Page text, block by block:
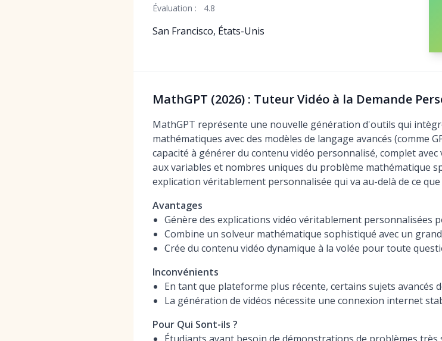
Évaluation : 4.8
San Francisco, États-Unis
MathGPT (2026) : Tuteur Vidéo à la Demande
MathGPT représente une nouvelle génération d'outils qui
mathématiques avec des modèles de langage avancés (comme
capacité à générer du contenu vidéo personnalisé, complet
aux variables et nombres uniques du problème mathématique
explication véritablement personnalisée qui va au-delà de ce
Avantages
Génère des explications vidéo véritablement personnalisées
Combine un solveur mathématique sophistiqué avec un
Crée du contenu vidéo dynamique à la volée pour toute
Inconvénients
En tant que plateforme plus récente, certains sujets avancés
La génération de vidéos nécessite une connexion internet
Pour Qui Sont-ils ?